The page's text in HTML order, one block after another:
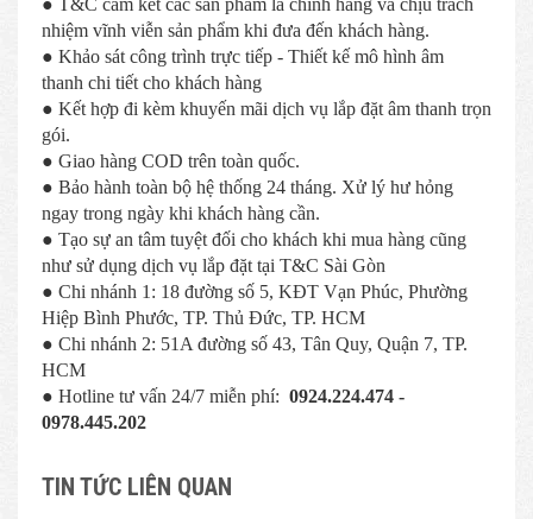
● T&C cam kết các sản phẩm là chính hãng và chịu trách
nhiệm vĩnh viễn sản phẩm khi đưa đến khách hàng.
● Khảo sát công trình trực tiếp - Thiết kế mô hình âm
thanh chi tiết cho khách hàng
● Kết hợp đi kèm khuyến mãi dịch vụ lắp đặt âm thanh trọn
gói.
● Giao hàng COD trên toàn quốc.
● Bảo hành toàn bộ hệ thống 24 tháng. Xử lý hư hỏng
ngay trong ngày khi khách hàng cần.
● Tạo sự an tâm tuyệt đối cho khách khi mua hàng cũng
như sử dụng dịch vụ lắp đặt tại T&C Sài Gòn
● Chi nhánh 1: 18 đường số 5, KĐT Vạn Phúc, Phường
Hiệp Bình Phước, TP. Thủ Đức, TP. HCM
● Chi nhánh 2: 51A đường số 43, Tân Quy, Quận 7, TP.
HCM
● Hotline tư vấn 24/7 miễn phí: 0924.224.474 -
0978.445.202
TIN TỨC LIÊN QUAN